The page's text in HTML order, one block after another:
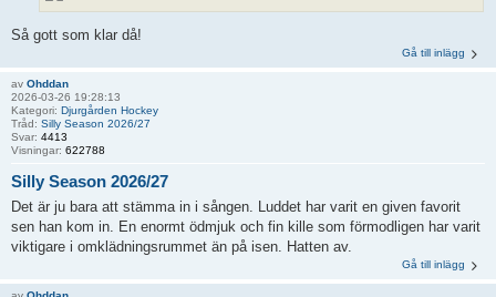
Så gott som klar då!
Gå till inlägg
av Ohddan
2026-03-26 19:28:13
Kategori: Djurgården Hockey
Tråd: Silly Season 2026/27
Svar: 4413
Visningar: 622788
Silly Season 2026/27
Det är ju bara att stämma in i sången. Luddet har varit en given favorit
sen han kom in. En enormt ödmjuk och fin kille som förmodligen har varit
viktigare i omklädningsrummet än på isen. Hatten av.
Gå till inlägg